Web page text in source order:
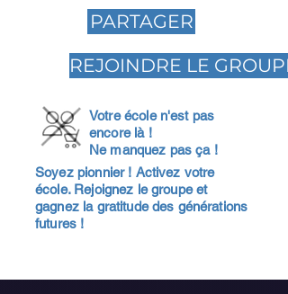
PARTAGER
REJOINDRE LE GROUPE
Votre école n'est pas
encore là !
Ne manquez pas ça !
Soyez pionnier ! Activez votre
école. Rejoignez le groupe et
gagnez la gratitude des générations
futures !